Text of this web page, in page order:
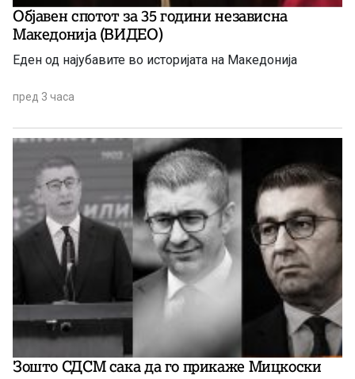
Објавен спотот за 35 години независна
Македонија (ВИДЕО)
Еден од најубавите во историјата на Македонија
пред 3 часа
Зошто СДСМ сака да го прикаже Мицкоски